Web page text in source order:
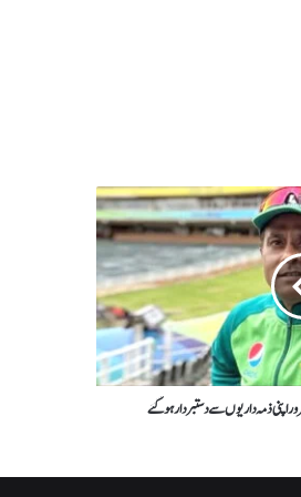
اپنی ذمہ داریوں سے دستبردار ہوگئے